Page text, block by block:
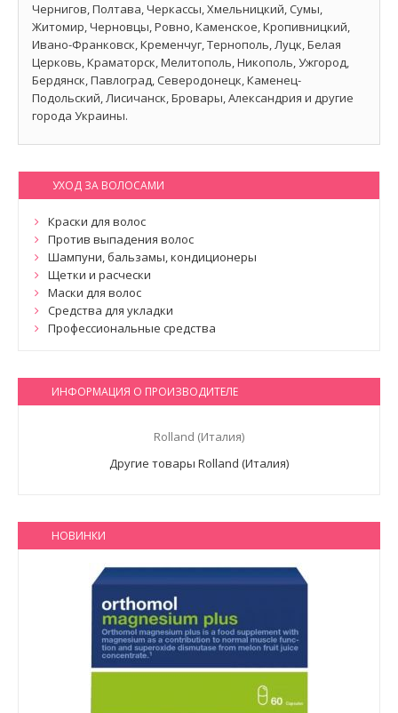
Чернигов, Полтава, Черкассы, Хмельницкий, Сумы,
Житомир, Черновцы, Ровно, Каменское, Кропивницкий,
Ивано-Франковск, Кременчуг, Тернополь, Луцк, Белая
Церковь, Краматорск, Мелитополь, Никополь, Ужгород,
Бердянск, Павлоград, Северодонецк, Каменец-
Подольский, Лисичанск, Бровары, Александрия и другие
города Украины.
УХОД ЗА ВОЛОСАМИ
Краски для волос
Против выпадения волос
Шампуни, бальзамы, кондиционеры
Щетки и расчески
Маски для волос
Средства для укладки
Профессиональные средства
ИНФОРМАЦИЯ О ПРОИЗВОДИТЕЛЕ
Rolland (Италия)
Другие товары Rolland (Италия)
НОВИНКИ